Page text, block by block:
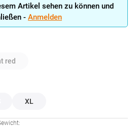
Artikel sehen zu können und
- Anmelden
red
XL